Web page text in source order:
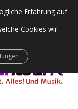
Erfahrung auf
Cookies wir